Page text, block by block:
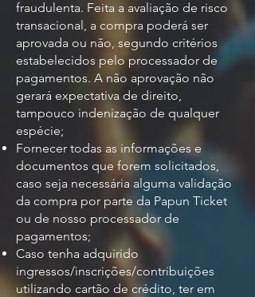
fraudulenta. Feita a avaliação de risco
transacional, a compra poderá ser
aprovada ou não, segundo critérios
estabelecidos pelo processador de
pagamentos. A não aprovação não
gerará expectativa de direito,
tampouco indenização de qualquer
espécie;
Fornecer todas as informações e
documentos que forem solicitados,
caso seja necessária alguma validação
da compra por parte da Papun Ticket
ou de nosso processador de
pagamentos;
Caso tenha adquirido
ingressos/inscrições/contribuições
utilizando cartão de crédito, ter em